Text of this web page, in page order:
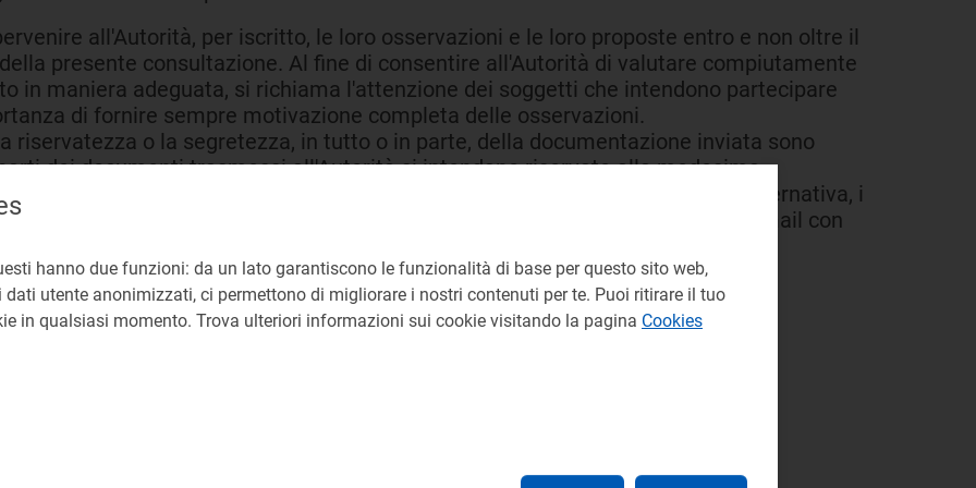
all'Autorità, per iscritto, le loro osservazioni e le loro proposte entro e non oltre il
presente consultazione. Al fine di consentire all'Autorità di valutare compiutamente
in maniera adeguata, si richiama l'attenzione dei soggetti che intendono partecipare
di fornire sempre motivazione completa delle osservazioni.
riservatezza o la segretezza, in tutto o in parte, della documentazione inviata sono
dei documenti trasmessi all'Autorità si intendano riservate alla medesima.
osservazioni e commenti attraverso il servizio telematico interattivo. In alternativa, i
e commenti al seguente indirizzo tramite uno solo di questi mezzi: e-mail con
fax o posta:
e Stoccaggio
hanno due funzioni: da un lato garantiscono le funzionalità di base per questo sito web,
utente anonimizzati, ci permettono di migliorare i nostri contenuti per te. Puoi ritirare il tuo
in qualsiasi momento. Trova ulteriori informazioni sui cookie visitando la pagina Cookies